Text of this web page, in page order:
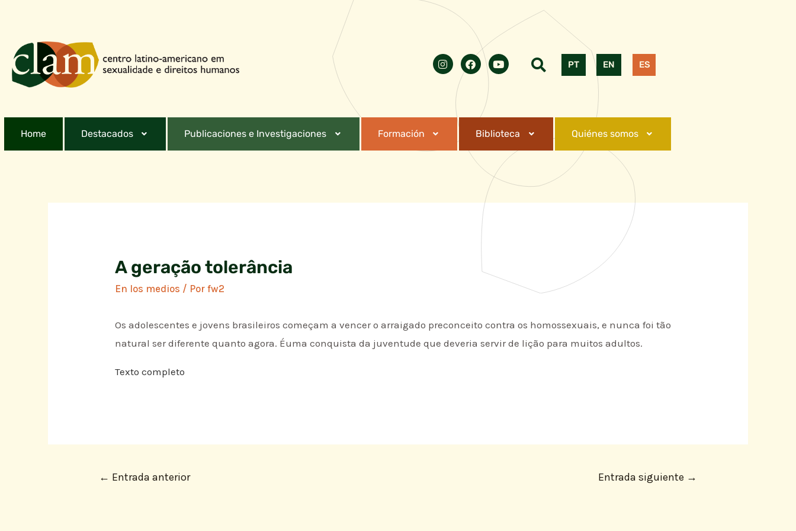
PT EN ES
Home Destacados Publicaciones e Investigaciones Formación Biblioteca Quiénes somos
A geração tolerância
En los medios / Porfw2
Os adolescentes e jovens brasileiros começam a vencer o arraigado preconceito contra os homossexuais, e nunca foi tão
natural ser diferente quanto agora. Éuma conquista da juventude que deveria servir de lição para muitos adultos.
Texto completo
← Entrada anterior Entrada siguiente →